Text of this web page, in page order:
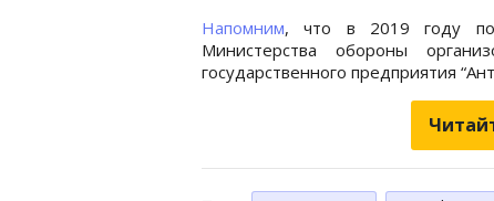
Напомним, что в 2019 году
Министерства обороны
государственного предприятия